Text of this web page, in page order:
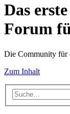
Das
Forum
Die Community für
Zum Inhalt